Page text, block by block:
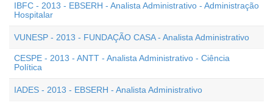
IBFC - 2013 - EBSERH - Analista Administrativo - Administração
Hospitalar
VUNESP - 2013 - FUNDAÇÃO CASA - Analista Administrativo
CESPE - 2013 - ANTT - Analista Administrativo - Ciência
Política
IADES - 2013 - EBSERH - Analista Administrativo